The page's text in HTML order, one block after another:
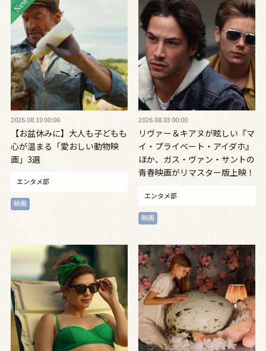
2026.08.10 00:00
【お盆休みに】大人も子どもも
心が温まる「愛おしい動物映
画」3選
エンタメ部
映画
2026.08.03 00:00
リヴァー＆キアヌが眩しい『マ
イ・プライベート・アイダホ』
ほか、ガス・ヴァン・サントの
青春映画がリマスター版上映！
エンタメ部
映画